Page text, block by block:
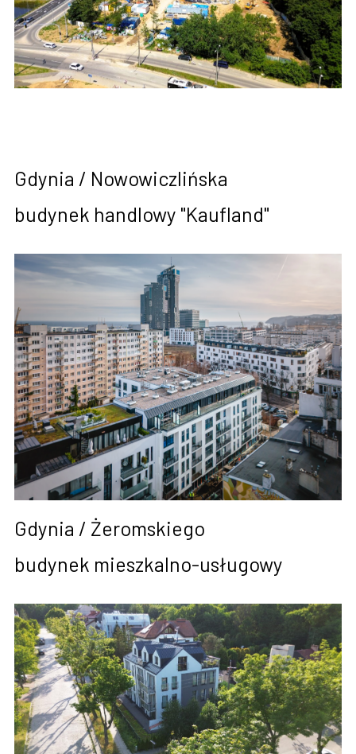
Gdynia / Nowowiczlińska
budynek handlowy "Kaufland"
Gdynia / Żeromskiego
budynek mieszkalno-usługowy